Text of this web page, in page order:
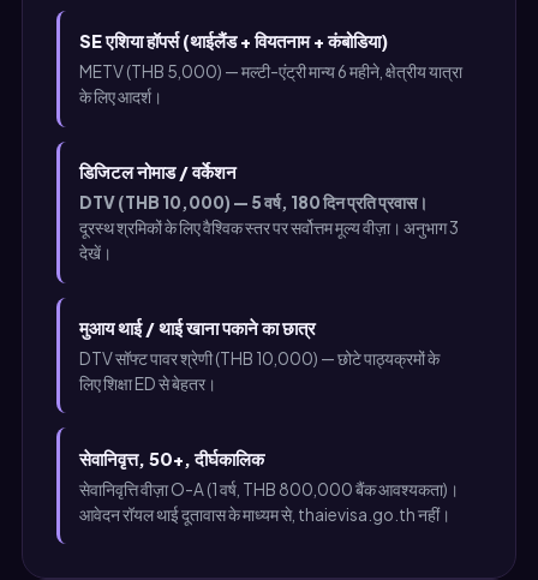
SE एशिया हॉपर्स (थाईलैंड + वियतनाम + कंबोडिया)
METV (THB 5,000) — मल्टी-एंट्री मान्य 6 महीने, क्षेत्रीय यात्रा
के लिए आदर्श।
डिजिटल नोमाड / वर्केशन
DTV (THB 10,000) — 5 वर्ष, 180 दिन प्रति प्रवास।
दूरस्थ श्रमिकों के लिए वैश्विक स्तर पर सर्वोत्तम मूल्य वीज़ा। अनुभाग 3
देखें।
मुआय थाई / थाई खाना पकाने का छात्र
DTV सॉफ्ट पावर श्रेणी (THB 10,000) — छोटे पाठ्यक्रमों के
लिए शिक्षा ED से बेहतर।
सेवानिवृत्त, 50+, दीर्घकालिक
सेवानिवृत्ति वीज़ा O-A (1 वर्ष, THB 800,000 बैंक आवश्यकता)।
आवेदन रॉयल थाई दूतावास के माध्यम से, thaievisa.go.th नहीं।